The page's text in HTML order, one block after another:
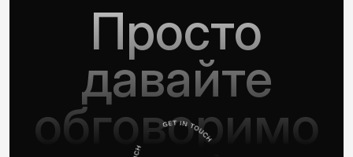
Просто
давайте
обговоримо